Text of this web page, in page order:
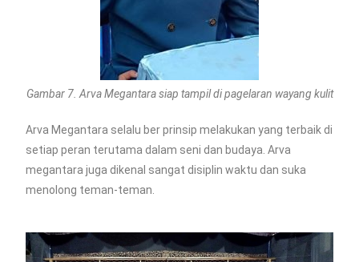
Gambar 7. Arva Megantara siap tampil di pagelaran wayang kulit
Arva Megantara selalu ber prinsip melakukan yang terbaik di
setiap peran terutama dalam seni dan budaya. Arva
megantara juga dikenal sangat disiplin waktu dan suka
menolong teman-teman.